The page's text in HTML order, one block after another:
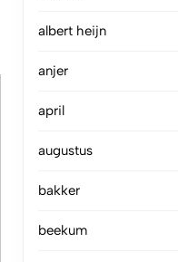
albert heijn
anjer
april
augustus
bakker
beekum